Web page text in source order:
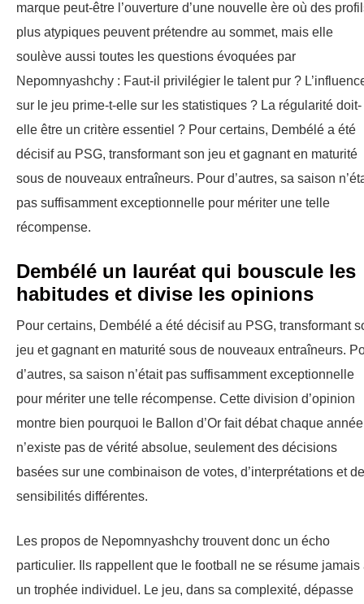
marque peut-être l’ouverture d’une nouvelle ère où des
plus atypiques peuvent prétendre au sommet, mais elle
soulève aussi toutes les questions évoquées par
Nepomnyashchy : Faut-il privilégier le talent pur ?
sur le jeu prime-t-elle sur les statistiques ? La régularité doit-
elle être un critère essentiel ? Pour certains, Dembélé a été
décisif au PSG, transformant son jeu et gagnant en maturité
sous de nouveaux entraîneurs. Pour d’autres, sa saison
pas suffisamment exceptionnelle pour mériter une telle
récompense.
Dembélé un lauréat qui bouscule les
habitudes et divise les opinions
Pour certains, Dembélé a été décisif au PSG, transformant
jeu et gagnant en maturité sous de nouveaux entraîneurs.
d’autres, sa saison n’était pas suffisamment exceptionnelle
pour mériter une telle récompense. Cette division d’opinion
montre bien pourquoi le Ballon d’Or fait débat chaque
n’existe pas de vérité absolue, seulement des décisions
basées sur une combinaison de votes, d’interprétations et de
sensibilités différentes.
Les propos de Nepomnyashchy trouvent donc un écho
particulier. Ils rappellent que le football ne se résume jamais
un trophée individuel. Le jeu, dans sa complexité, dépasse